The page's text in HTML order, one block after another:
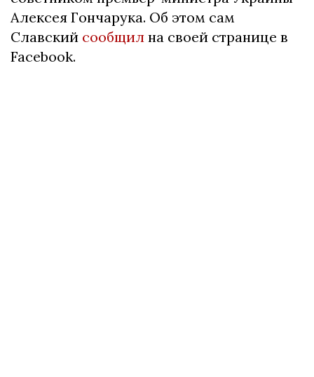
Алексея Гончарука. Об этом сам
Славский сообщил на своей странице в
Facebook.